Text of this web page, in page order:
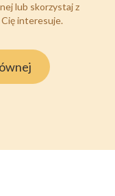
lub skorzystaj z
interesuje.